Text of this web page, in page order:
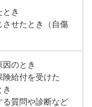
き
せたとき（自傷
のとき
給付を受けた
き
質問や診断など